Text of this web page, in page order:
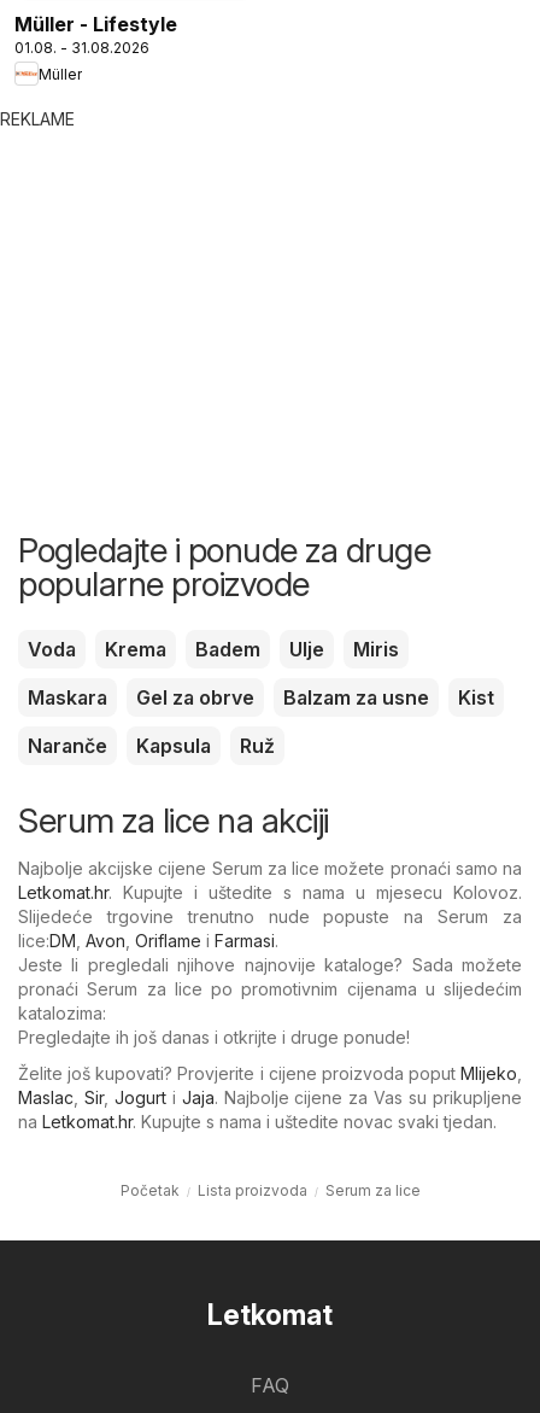
Müller - Lifestyle
01.08. - 31.08.2026
Müller
REKLAME
Pogledajte i ponude za druge
popularne proizvode
Voda Krema Badem Ulje
Miris
Maskara
Gel za obrve Balzam za usne
Kist
Naranče
Kapsula Ruž
Serum za lice na akciji
Najbolje akcijske cijene Serum za lice možete pronaći samo na
Letkomat.hr. Kupujte i uštedite s nama u mjesecu Kolovoz.
Slijedeće trgovine trenutno nude popuste na Serum za
lice:DM Avon Oriflame i Farmasi.
Jeste li pregledali njihove najnovije kataloge? Sada možete
pronaći Serum za lice po promotivnim cijenama u slijedećim
katalozima:
Pregledajte ih još danas i otkrijte i druge ponude!
Želite još kupovati? Provjerite i cijene proizvoda poput Mlijeko
Maslac Sir, Jogurti Jaja. Najbolje cijene za Vas su prikupljene
na Letkomat.hr. Kupujte s nama i uštedite novac svaki tjedan.
Početak Lista proizvoda Serum za lice
Letkomat
FAQ